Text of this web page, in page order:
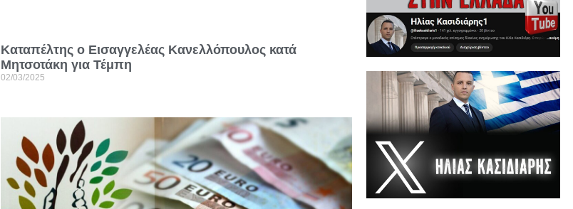
Καταπέλτης ο Εισαγγελέας Κανελλόπουλος κατά
Μητσοτάκη για Τέμπη
02/03/2025